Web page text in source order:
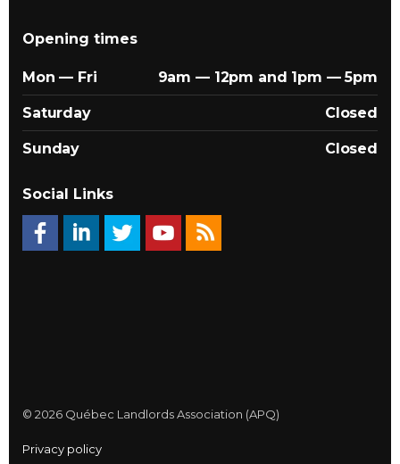
Opening times
Mon — Fri 9am — 12pm and 1pm — 5pm
Saturday Closed
Sunday Closed
Social Links
© 2026 Québec Landlords Association (APQ)
Privacy policy